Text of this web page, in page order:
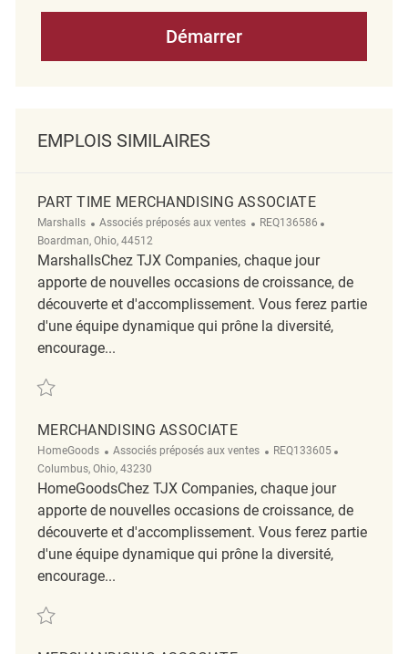
Démarrer
EMPLOIS SIMILAIRES
PART TIME MERCHANDISING ASSOCIATE
Marshalls Catégorie
Associés préposés aux ventes ReqId
REQ136586
Boardman, Ohio, 44512
MarshallsChez TJX Companies, chaque jour
apporte de nouvelles occasions de croissance, de
découverte et d'accomplissement. Vous ferez partie
d'une équipe dynamique qui prône la diversité,
encourage...
Sauvegarder PART TIME MERCHANDISING ASSOCIATE REQ136586
MERCHANDISING ASSOCIATE
HomeGoods Catégorie
Associés préposés aux ventes ReqId
REQ133605
Columbus, Ohio, 43230
HomeGoodsChez TJX Companies, chaque jour
apporte de nouvelles occasions de croissance, de
découverte et d'accomplissement. Vous ferez partie
d'une équipe dynamique qui prône la diversité,
encourage...
Sauvegarder Merchandising Associate REQ133605